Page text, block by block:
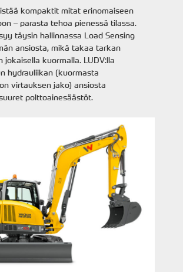
kompaktit mitat erinomaiseen
– parasta tehoa pienessä tilassa.
täysin hallinnassa Load Sensing
ansiosta, mikä takaa tarkan
jokaisella kuormalla. LUDV:lla
hydrauliikan (kuormasta
virtauksen jako) ansiosta
polttoainesäästöt.